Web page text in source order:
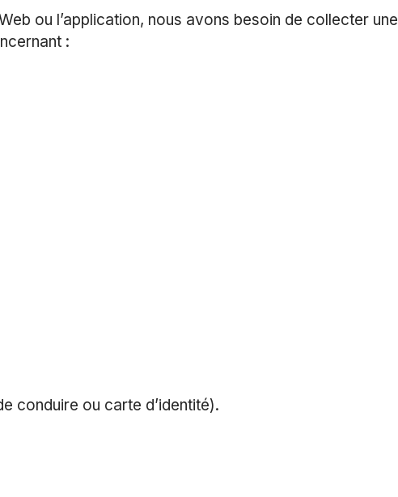
ou l’application, nous avons besoin de collecter une
:
conduire ou carte d’identité).